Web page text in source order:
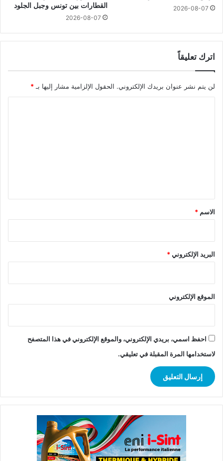
2026-08-07
القطارات بين تونس وجبل الجلود
2026-08-07
اترك تعليقاً
لن يتم نشر عنوان بريدك الإلكتروني. الحقول الإلزامية مشار إليها بـ *
*
الاسم *
البريد الإلكتروني*
الموقع الإلكتروني
احفظ اسمي، بريدي الإلكتروني، والموقع الإلكتروني في هذا المتصفح
لاستخدامها المرة المقبلة في تعليقي.